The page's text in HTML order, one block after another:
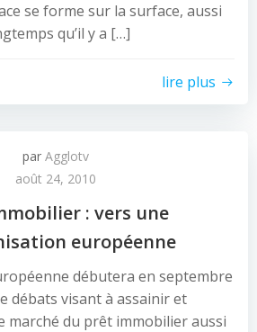
se forme sur la surface, aussi
qu’il y a […]
lire plus
par Agglotv
août 24, 2010
: vers une
européenne
débutera en septembre
débats visant à assainir et
marché du prêt immobilier aussi